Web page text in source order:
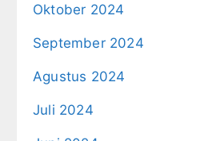
Oktober 2024
September 2024
Agustus 2024
Juli 2024